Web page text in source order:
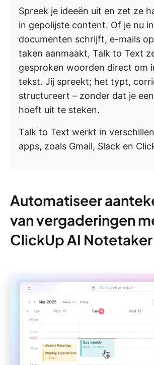
Spreek je ideeën uit en zet ze
in gepolijste content. Of je nu in
documenten schrijft, e-mails
taken aanmaakt, Talk to Text
gesproken woorden direct om
tekst. Jij spreekt; het typt,
structureert – zonder dat je
hoeft uit te steken.
Talk to Text werkt in
apps, zoals Gmail, Slack en
Automatiseer
van vergaderingen
ClickUp AI Notetaker